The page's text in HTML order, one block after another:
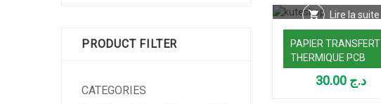
Lire la suite
PAPIER TRANSFERT
THERMIQUE PCB
د.ج 30.00
PRODUCT FILTER
CATEGORIES